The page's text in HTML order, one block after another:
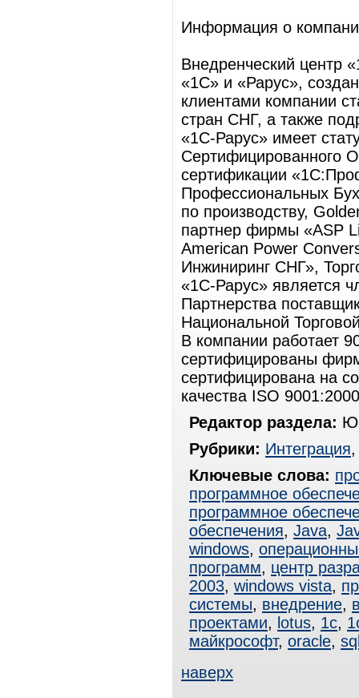
Информация о
Внедренческий центр
«1С» и «Рарус»,
клиентами компании
стран СНГ, а также
«1С-Рарус» имеет
Сертифицированного
сертификации
Профессиональных
по производству,
партнер фирмы «ASP
American Power
Инжиниринг СНГ»,
«1С-Рарус» является
Партнерства
Национальной
В компании работает
сертифицированы
сертифицирована на
качества ISO
Редактор раздела:
Рубрики: Интеграция
Ключевые слова:
программное
программное
обеспечения, Java,
windows,
программ, центр
2003, windows vista,
системы, внедрение,
проектами, lotus, 1с,
майкрософт, oracle,
наверх